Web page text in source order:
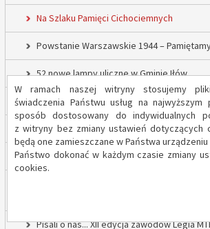
W ramach naszej witryny stosujemy
świadczenia Państwu usług na
sposób dostosowany do indywidualnych
z witryny bez zmiany ustawień dotyczących
będą one zamieszczane w Państwa
Państwo dokonać w każdym czasie zmiany
cookies.
Na Szlaku Pamięci Cichociemnych
Powstanie Warszawskie 1944 –
52 nowe lampy uliczne w Gminie Iłów
Inwestycja drogowa w Sadowie – prace
Trwają inwestycje w Gminie Iłów
„Modernizacja Oczyszczalni Ścieków w
Strażacy z OSP Iłów walczą o pieniądze
Pisali o nas... XII edycja zawodów Legia